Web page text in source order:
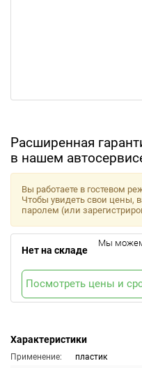
Расширенная
в нашем
Характеристики
Применение:
пластик
Вы работаете в гостевом
Чтобы увидеть свои цены,
паролем (или
Нет на складе
Мы можем
Посмотреть цены и